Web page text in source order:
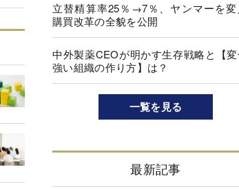
立替精算率25％→7％、ヤンマーを変
購買改革の全貌を公開
中外製薬CEOが明かす生存戦略と【変
強い組織の作り方】は？
一覧を見る
最新記事